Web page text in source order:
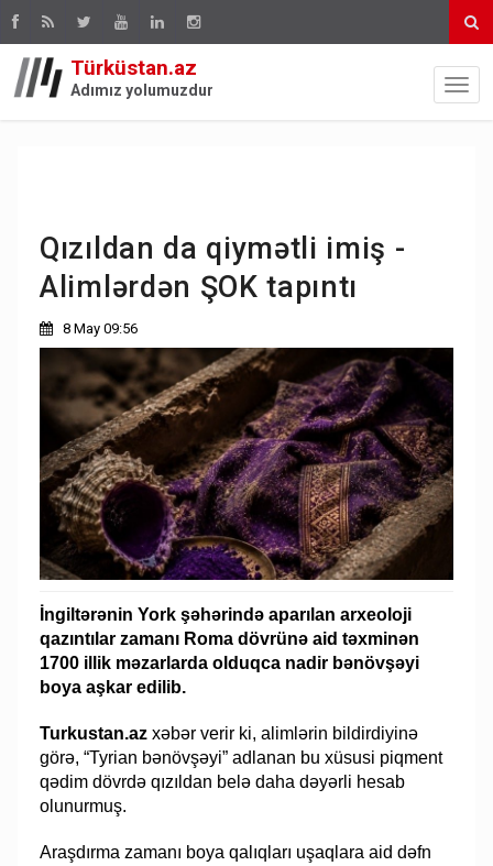
Türküstan.az
Adımız yolumuzdur
Qızıldan da qiymətli imiş -
Alimlərdən ŞOK tapıntı
8 May 09:56
İngiltərənin York şəhərində aparılan arxeoloji
qazıntılar zamanı Roma dövrünə aid təxminən
1700 illik məzarlarda olduqca nadir bənövşəyi
boya aşkar edilib.
Turkustan.az xəbər verir ki, alimlərin bildirdiyinə
görə, “Tyrian bənövşəyi” adlanan bu xüsusi piqment
qədim dövrdə qızıldan belə daha dəyərli hesab
olunurmuş.
Araşdırma zamanı boya qalıqları uşaqlara aid dəfn